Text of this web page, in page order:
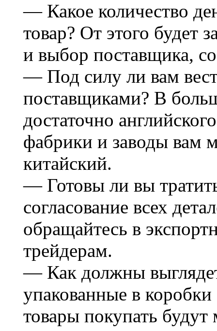
— Какое количество
товар? От этого будет
и выбор поставщика,
— Под силу ли вам
поставщиками? В
достаточно
фабрики и заводы вам
китайский.
— Готовы ли вы
согласование всех
обращайтесь в
трейдерам.
— Как должны
упакованные в
товары покупать